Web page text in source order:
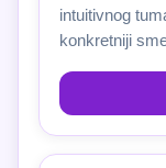
intuitivnog
konkretniji